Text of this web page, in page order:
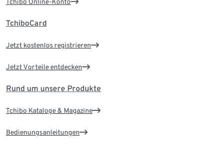
Tchibo Online-Konto
TchiboCard
Jetzt kostenlos registrieren
Jetzt Vorteile entdecken
Rund um unsere Produkte
Tchibo Kataloge & Magazine
Bedienungsanleitungen